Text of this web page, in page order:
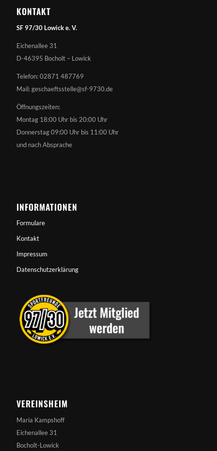
KONTAKT
SF 97/30 Lowick e. V.
Eichenallee 31
D-46395 Bocholt – Lowick
Telefon: 02871 487769
Mail: geschaeftsstelle@sf-9730.de
Öffnungszeiten:
Montag 18:00 Uhr bis 20:00 Uhr
Donnerstag 09:00 Uhr bis 11:00 Uhr
und nach Absprache
INFORMATIONEN
Formulare
Kontakt
Impressum
Datenschutzerklärung
VEREINSHEIM
Maria Kampshoff
Eichenallee 31
Bocholt-Lowick